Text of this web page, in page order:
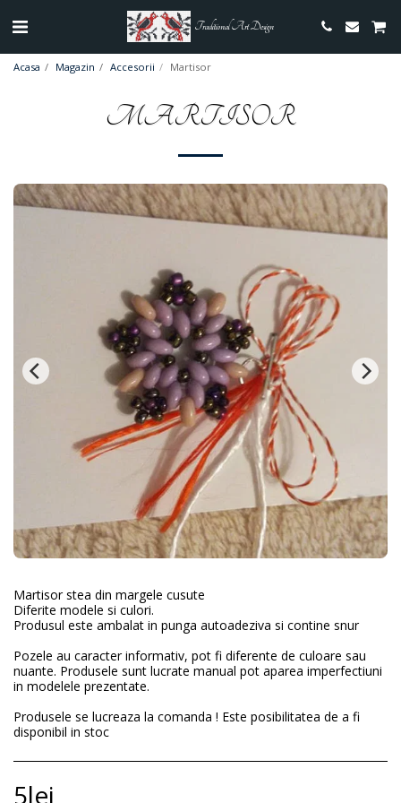
Traditional Art Design
Acasa Magazin Accesorii Martisor
MARTISOR
Martisor stea din margele cusute
Diferite modele si culori.
Produsul este ambalat in punga autoadeziva si contine snur
Pozele au caracter informativ, pot fi diferente de culoare sau
nuante. Produsele sunt lucrate manual pot aparea imperfectiuni
in modelele prezentate.
Produsele se lucreaza la comanda ! Este posibilitatea de a fi
disponibil in stoc
5lei